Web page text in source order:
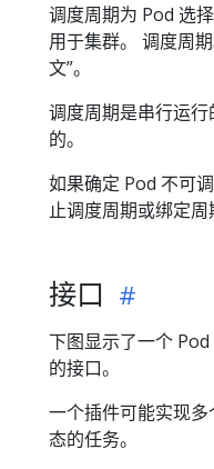
调度周期为 Pod 选
用于集群。 调度周
文”。
调度周期是串行运
的。
如果确定 Pod 不可
止调度周期或绑定周
接口
下图显示了一个
的接口。
一个插件可能实现
态的任务。